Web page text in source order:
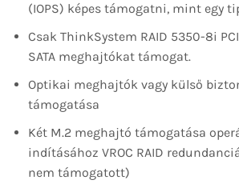
(IOPS) képes támogatni, mint egy
Csak ThinkSystem RAID 5350-8i
SATA meghajtókat támogat.
Optikai meghajtók vagy külső
támogatása
Két M.2 meghajtó támogatása
indításához VROC RAID
nem támogatott)